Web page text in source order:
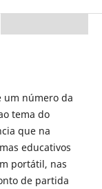
um número da
tema do
que na
educativos
portátil, nas
de partida